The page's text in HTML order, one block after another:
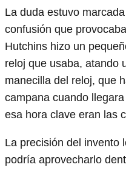
La duda estuvo
confusión que
Hutchins hizo un
reloj que usaba, atando
manecilla del reloj, que
campana cuando
esa hora clave eran las
La precisión del invento
podría aprovecharlo